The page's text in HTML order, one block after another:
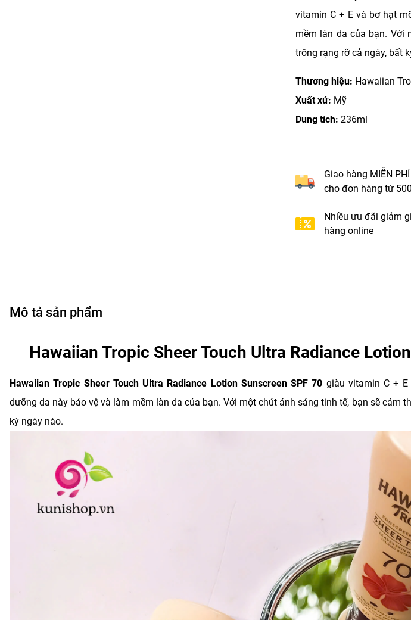
vitamin C + E và bơ hạt
mềm làn da của bạn. Với
trông rạng rỡ cả ngày, bất
Thương hiệu: Hawaiian
Xuất xứ: Mỹ
Dung tích: 236ml
Giao hàng MIỄN
cho đơn hàng từ
Nhiều ưu đãi giảm
hàng online
Mô tả sản phẩm
Hawaiian Tropic Sheer Touch Ultra Radiance
Hawaiian Tropic Sheer Touch Ultra Radiance Lotion Sunscreen SPF 70 giàu vitamin C +
dưỡng da này bảo vệ và làm mềm làn da của bạn. Với một chút ánh sáng tinh tế, bạn sẽ cảm
kỳ ngày nào.